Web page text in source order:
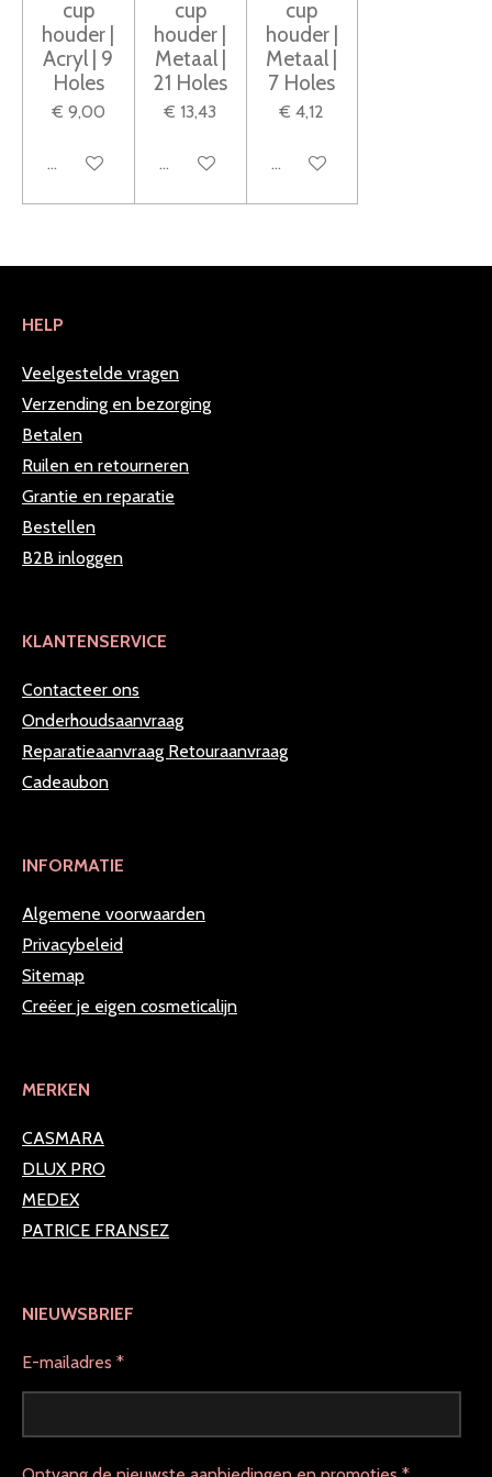
cup
houder |
Acryl | 9
Holes
€ 9,00
In winkelwagen
cup
houder |
Metaal |
21 Holes
€ 13,43
In winkelwagen
cup
houder |
Metaal |
7 Holes
€ 4,12
In winkelwagen
HELP
Veelgestelde vragen
Verzending en bezorging
Betalen
Ruilen en retourneren
Grantie en reparatie
Bestellen
B2B inloggen
KLANTENSERVICE
Contacteer ons
Onderhoudsaanvraag
Reparatieaanvraag Retouraanvraag
Cadeaubon
INFORMATIE
Algemene voorwaarden
Privacybeleid
Sitemap
Creëer je eigen cosmeticalijn
MERKEN
CASMARA
DLUX PRO
MEDEX
PATRICE FRANSEZ
NIEUWSBRIEF
E-mailadres *